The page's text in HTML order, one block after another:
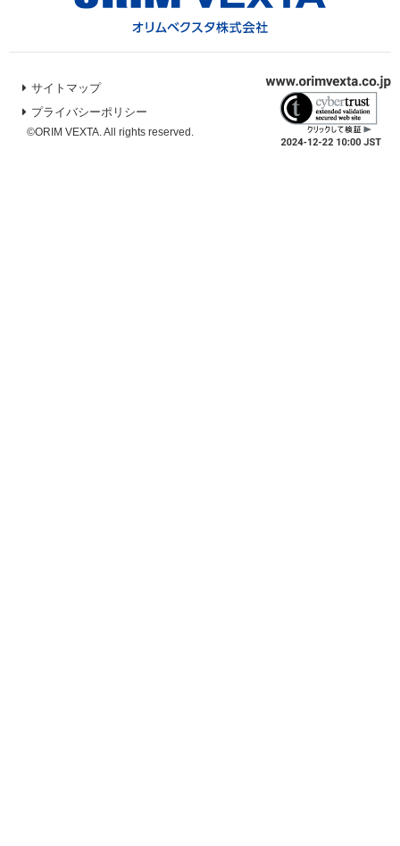
サイトマップ
プライバシーポリシー
©ORIM VEXTA. All rights reserved.